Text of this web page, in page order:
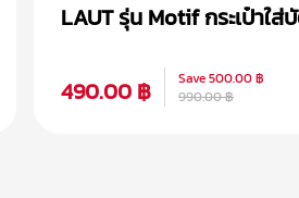
LAUT รุ่น Motif กระเป๋าใส่
490.00 ฿
Save500.00 ฿
990.00 ฿